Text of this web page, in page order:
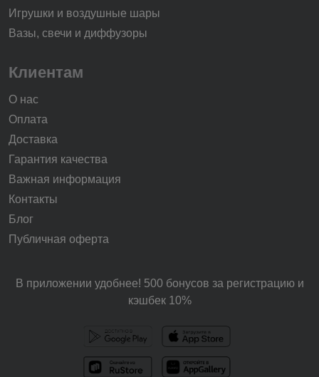
Игрушки и воздушные шары
Вазы, свечи и диффузоры
Клиентам
О нас
Оплата
Доставка
Гарантия качества
Важная информация
Контакты
Блог
Публичная оферта
В приложении удобнее! 500 бонусов за регистрацию и
кэшбек 10%